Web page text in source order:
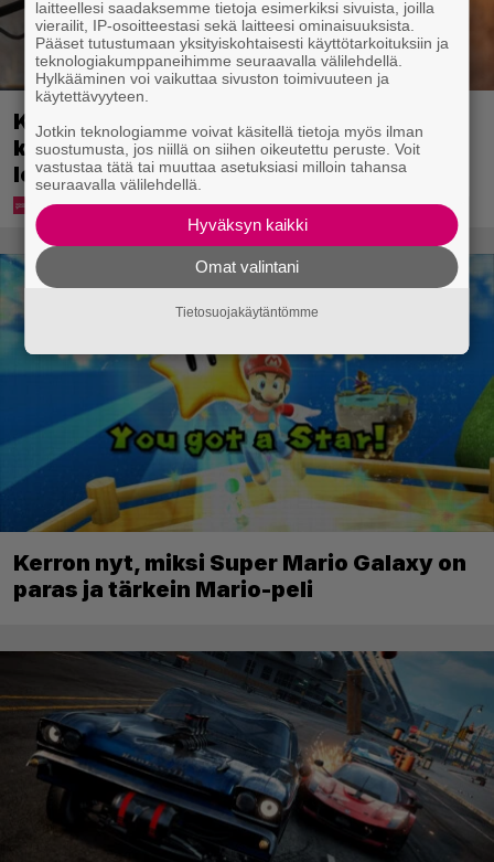
Karita Tykän ja Sami Saikkosen rakkaus
kukoistaa – vähäpukeista hempeilyä ja
leveitä virnistyksiä laiturilla
Kerron nyt, miksi Super Mario Galaxy on
paras ja tärkein Mario-peli
laitteellesi saadaksemme tietoja esimerkiksi sivuista, joilla
vierailit, IP-osoitteestasi sekä laitteesi ominaisuuksista.
Pääset tutustumaan yksityiskohtaisesti käyttötarkoituksiin ja
teknologiakumppaneihimme seuraavalla välilehdellä.
Hylkääminen voi vaikuttaa sivuston toimivuuteen ja
käytettävyyteen.
Jotkin teknologiamme voivat käsitellä tietoja myös ilman
suostumusta, jos niillä on siihen oikeutettu peruste. Voit
vastustaa tätä tai muuttaa asetuksiasi milloin tahansa
seuraavalla välilehdellä.
Hyväksyn kaikki
Omat valintani
Tietosuojakäytäntömme